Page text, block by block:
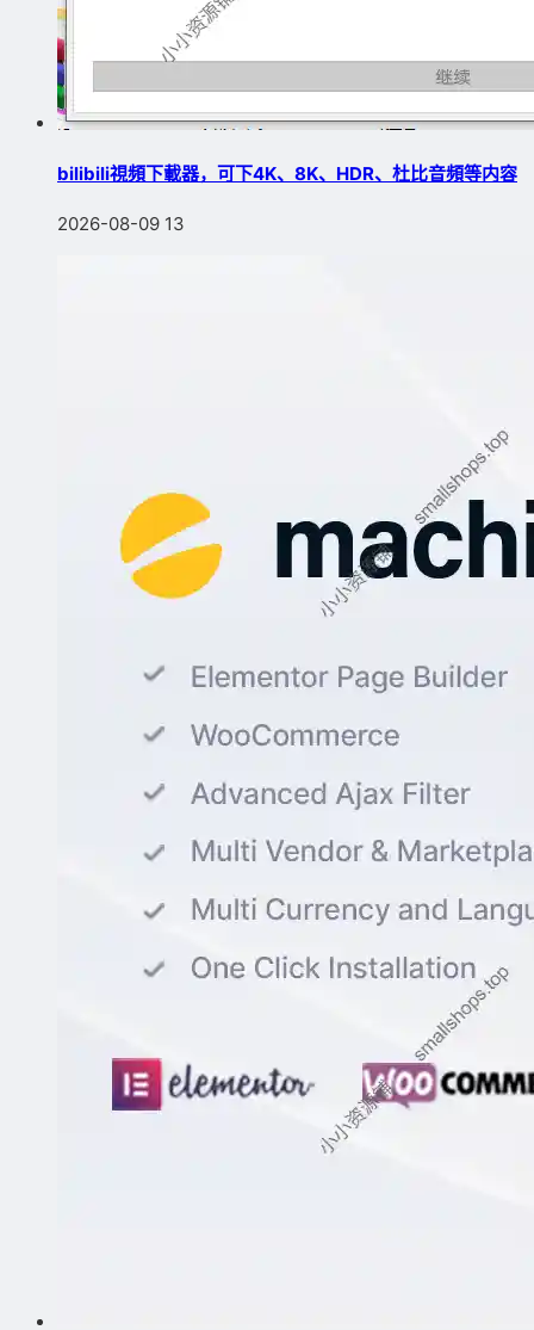
bilibili視頻下載器，可下4K、8K、HDR、杜比音頻等内容
2026-08-09 13